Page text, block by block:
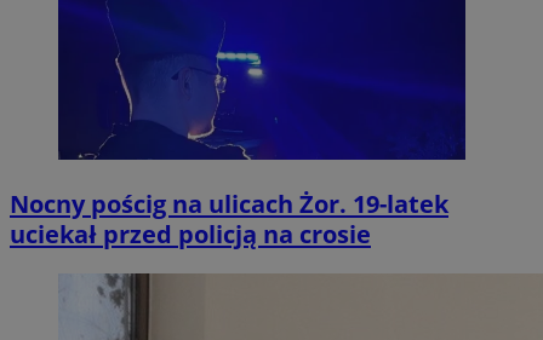
Nocny pościg na ulicach Żor. 19-latek
uciekał przed policją na crosie